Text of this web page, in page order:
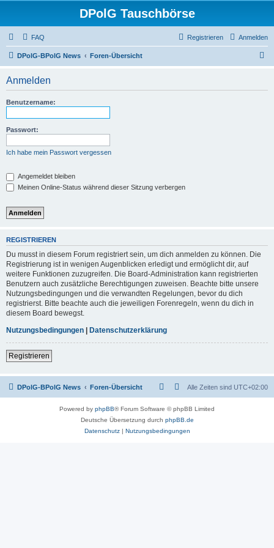
DPolG Tauschbörse
FAQ Anmelden
Registrieren
DPolG-BPolG News Foren-Übersicht
Anmelden
Benutzername:
Passwort:
Ich habe mein Passwort vergessen
Angemeldet bleiben
Meinen Online-Status während dieser Sitzung verbergen
REGISTRIEREN
Du musst in diesem Forum registriert sein, um dich anmelden zu können. Die
Registrierung ist in wenigen Augenblicken erledigt und ermöglicht dir, auf
weitere Funktionen zuzugreifen. Die Board-Administration kann registrierten
Benutzern auch zusätzliche Berechtigungen zuweisen. Beachte bitte unsere
Nutzungsbedingungen und die verwandten Regelungen, bevor du dich
registrierst. Bitte beachte auch die jeweiligen Forenregeln, wenn du dich in
diesem Board bewegst.
Nutzungsbedingungen | Datenschutzerklärung
Registrieren
DPolG-BPolG News Foren-Übersicht Alle Zeiten sind UTC+02:00
Powered by phpBB® Forum Software © phpBB Limited
Deutsche Übersetzung durch phpBB.de
Datenschutz| Nutzungsbedingungen